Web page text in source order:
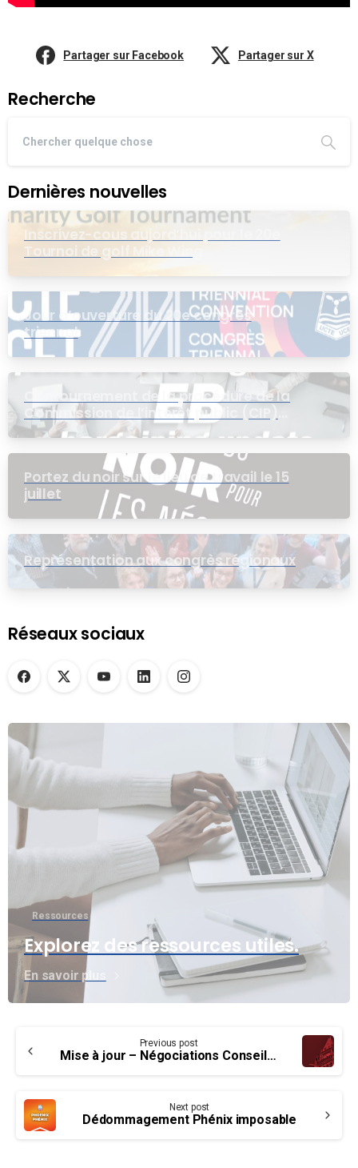
Partager sur Facebook Partager sur X
Recherche
Dernières nouvelles
Inscrivez-cous aujord’hui pour le 20e
Tournoi de golf Mike Wing
Jour d’ouverture du 20e congrès
triennal
Contournement de la procédure de la
Commission de l’intérêt public (CIP)
pour le groupe EB
Portez du noir sur le lieu de travail le 15
juillet
Représentation aux congrès régionaux
Réseaux sociaux
Ressources
Explorez des ressources utiles.
En savoir plus
Reading
Previous post
Mise à jour – Négociations Conseil du Trésor : Groupe SV
Next post
Dédommagement Phénix imposable